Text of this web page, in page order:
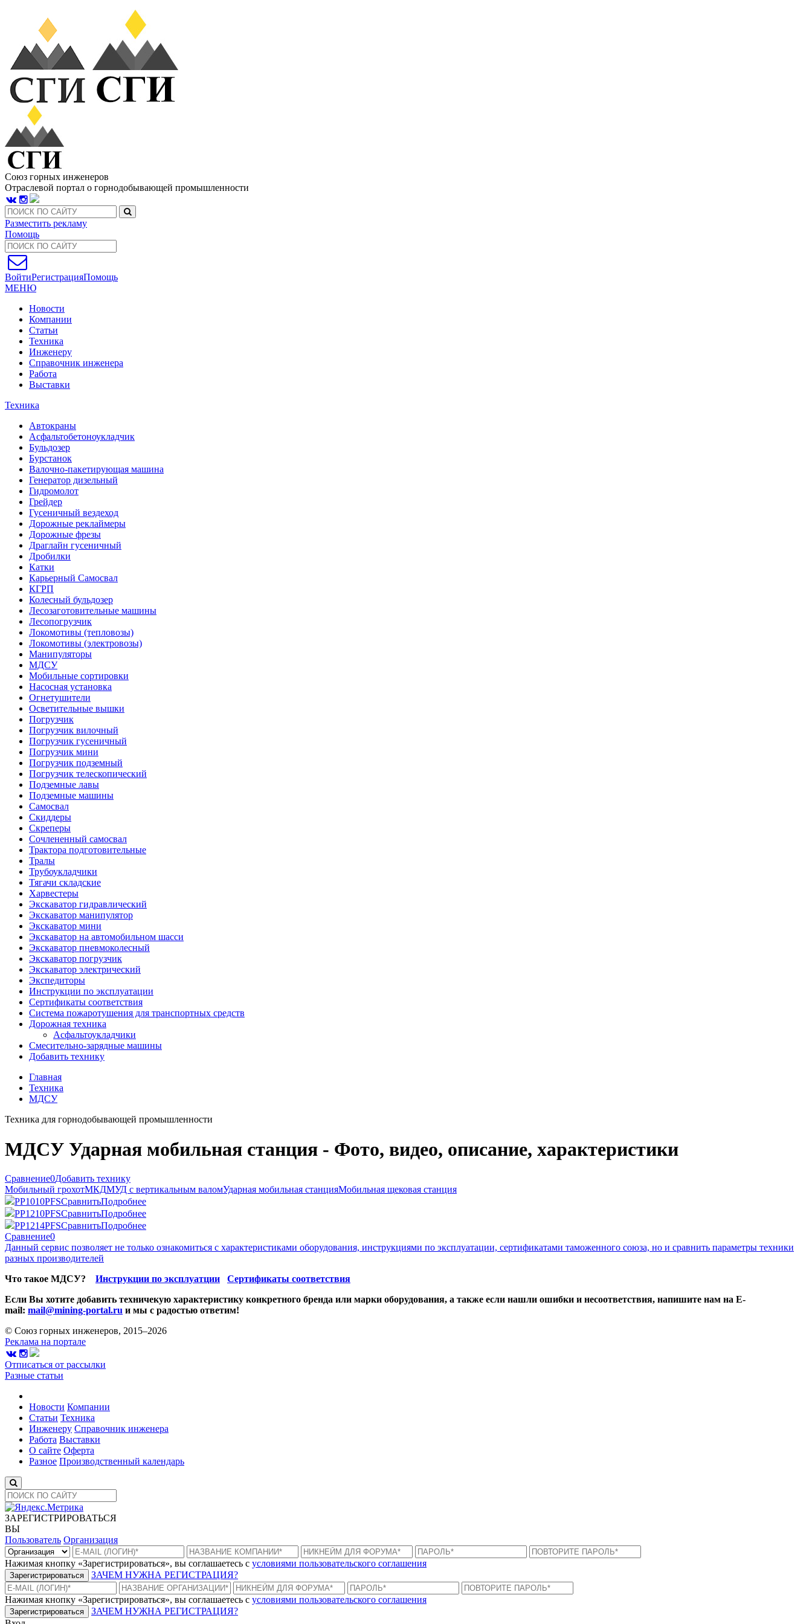
Союз горных инженеров
Отраслевой портал о горнодобывающей промышленности
Разместить рекламу
Помощь
ВойтиРегистрацияПомощь
МЕНЮ
Новости
Компании
Статьи
Техника
Инженеру
Справочник инженера
Работа
Выставки
Техника
Автокраны
Асфальтобетоноукладчик
Бульдозер
Бурстанок
Валочно-пакетирующая машина
Генератор дизельный
Гидромолот
Грейдер
Гусеничный вездеход
Дорожные реклаймеры
Дорожные фрезы
Драглайн гусеничный
Дробилки
Катки
Карьерный Самосвал
КГРП
Колесный бульдозер
Лесозаготовительные машины
Лесопогрузчик
Локомотивы (тепловозы)
Локомотивы (электровозы)
Манипуляторы
МДСУ
Мобильные сортировки
Насосная установка
Огнетушители
Осветительные вышки
Погрузчик
Погрузчик вилочный
Погрузчик гусеничный
Погрузчик мини
Погрузчик подземный
Погрузчик телескопический
Подземные лавы
Подземные машины
Самосвал
Скиддеры
Скреперы
Сочлененный самосвал
Трактора подготовительные
Тралы
Трубоукладчики
Тягачи складские
Харвестеры
Экскаватор гидравлический
Экскаватор манипулятор
Экскаватор мини
Экскаватор на автомобильном шасси
Экскаватор пневмоколесный
Экскаватор погрузчик
Экскаватор электрический
Экспедиторы
Инструкции по эксплуатации
Сертификаты соответствия
Система пожаротушения для транспортных средств
Дорожная техника
Асфальтоукладчики
Смесительно-зарядные машины
Добавить технику
Главная
Техника
МДСУ
Техника для горнодобывающей промышленности
МДСУ Ударная мобильная станция - Фото, видео, описание, характеристики
Сравнение0Добавить технику
Мобильный грохотМКДМУД с вертикальным валомУдарная мобильная станцияМобильная щековая станция
PP1010PFSСравнитьПодробнее
PP1210PFSСравнитьПодробнее
PP1214PFSСравнитьПодробнее
Сравнение0
Данный сервис позволяет не только ознакомиться с характеристиками оборудования, инструкциями по эксплуатации, сертификатами таможенного союза, но и сравнить параметры техники
разных производителей
Что такое МДСУ? Инструкции по эксплуатции
Сертификаты соответствия
Если Вы хотите добавить техничекую характеристику конкретного бренда или марки оборудования, а также если нашли ошибки и несоответствия, напишите нам на E-
mail: mail@mining-portal.ru и мы с радостью ответим!
© Союз горных инженеров, 2015–2026
Реклама на портале
Отписаться от рассылки
Разные статьи
Новости Компании
Статьи Техника
Инженеру Справочник инженера
Работа Выставки
О сайте Оферта
Разное Производственный календарь
ЗАРЕГИСТРИРОВАТЬСЯ
ВЫ
Пользователь Организация
Нажимая кнопку «Зарегистрироваться», вы соглашаетесь с условиями пользовательского соглашения
Зарегистрироваться ЗАЧЕМ НУЖНА РЕГИСТРАЦИЯ?
Нажимая кнопку «Зарегистрироваться», вы соглашаетесь с условиями пользовательского соглашения
Зарегистрироваться
ЗАЧЕМ НУЖНА РЕГИСТРАЦИЯ?